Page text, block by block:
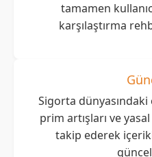
tamamen
karşılaştırma
Sigorta
prim artışları ve
takip ederek